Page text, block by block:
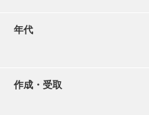
年代
作成・受取